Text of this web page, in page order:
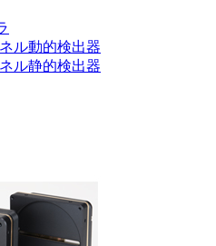
ル動的検出器
ル静的検出器